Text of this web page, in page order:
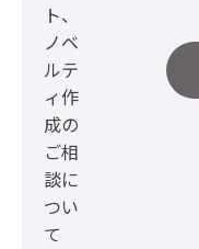
ト、
ノベ
ルテ
ィ作
成の
ご相
談に
つい
て